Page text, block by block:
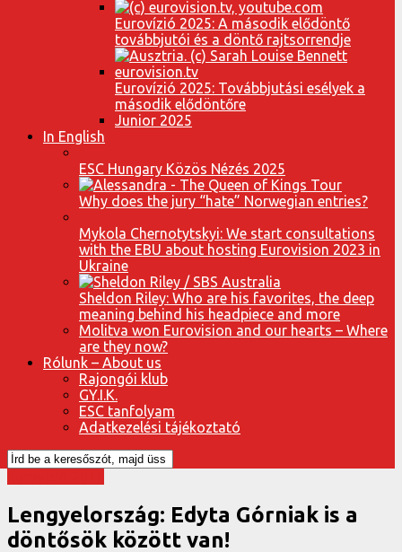
Eurovízió 2025: A második elődöntő
továbbjutói és a döntő rajtsorrendje
Eurovízió 2025: Továbbjutási esélyek a
második elődöntőre
Junior 2025
In English
ESC Hungary Közös Nézés 2025
Why does the jury “hate” Norwegian entries?
Mykola Chernotytskyi: We start consultations
with the EBU about hosting Eurovision 2023 in
Ukraine
Sheldon Riley: Who are his favorites, the deep
meaning behind his headpiece and more
Molitva won Eurovision and our hearts – Where
are they now?
Rólunk – About us
Rajongói klub
GY.I.K.
ESC tanfolyam
Adatkezelési tájékoztató
Lengyelország: Edyta Górniak is a
döntősök között van!